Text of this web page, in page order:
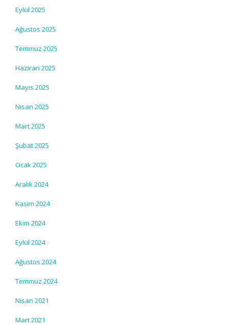
Eylül 2025
Ağustos 2025
Temmuz 2025
Haziran 2025
Mayıs 2025
Nisan 2025
Mart 2025
Şubat 2025
Ocak 2025
Aralık 2024
Kasım 2024
Ekim 2024
Eylül 2024
Ağustos 2024
Temmuz 2024
Nisan 2021
Mart 2021